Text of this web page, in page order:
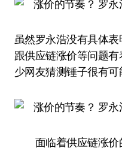
虽然罗永浩没有具体
跟供应链涨价等问题
少网友猜测锤子很有可
面临着供应链涨价